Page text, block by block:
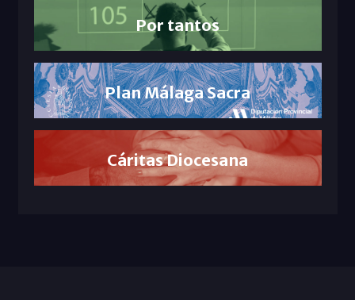
Por tantos
Plan Málaga Sacra
Cáritas Diocesana